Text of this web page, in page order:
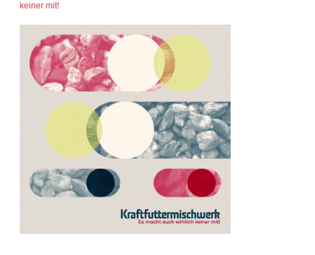
keiner mit!